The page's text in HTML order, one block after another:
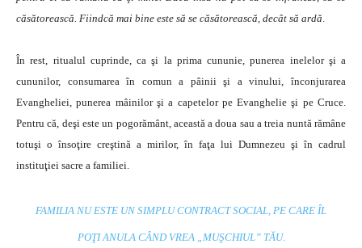
căsătorească. Fiindcă mai bine este să se căsătorească, decât să ardă.
În rest, ritualul cuprinde, ca şi la prima cununie, punerea inelelor şi a
cununilor, consumarea în comun a pâinii şi a vinului, înconjurarea
Evangheliei, punerea mâinilor şi a capetelor pe Evanghelie şi pe Cruce.
Pentru că, deşi este un pogorământ, această a doua sau a treia nuntă rămâne
totuşi o însoţire creştină a mirilor, în faţa lui Dumnezeu şi în cadrul
instituţiei sacre a familiei.
FAMILIA NU ESTE UN SIMPLU CONTRACT SOCIAL, PE CARE ÎL
POŢI ANULA CÂND VREA „MUŞCHIUL” TĂU.